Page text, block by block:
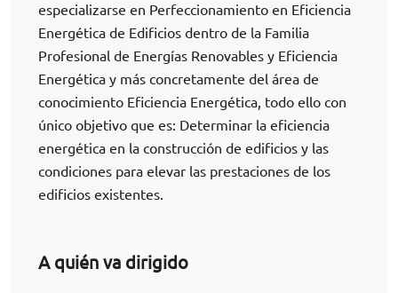
especializarse en Perfeccionamiento en Eficiencia
Energética de Edificios dentro de la Familia
Profesional de Energías Renovables y Eficiencia
Energética y más concretamente del área de
conocimiento Eficiencia Energética, todo ello con
único objetivo que es: Determinar la eficiencia
energética en la construcción de edificios y las
condiciones para elevar las prestaciones de los
edificios existentes.
A quién va dirigido